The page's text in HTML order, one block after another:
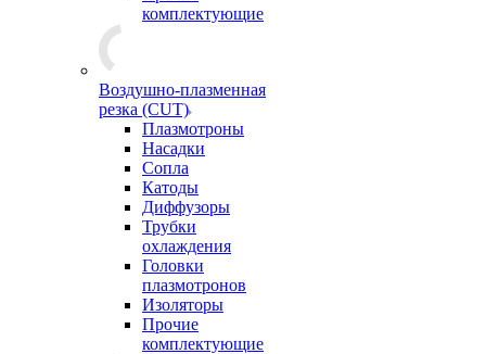
комплектующие
Воздушно-плазменная
резка (CUT)
Плазмотроны
Насадки
Сопла
Катоды
Диффузоры
Трубки
охлаждения
Головки
плазмотронов
Изоляторы
Прочие
комплектующие